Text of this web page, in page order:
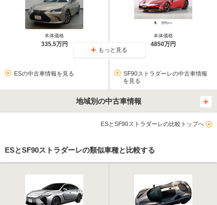
本体価格
335.5万円
本体価格
4850万円
もっと見る
ESの中古車情報を見る
SF90ストラダーレの中古車情報
を見る
地域別の中古車情報
ESとSF90ストラダーレの比較トップへ
ESとSF90ストラダーレの類似車種と比較する